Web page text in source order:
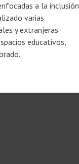
a la inclusión
varias
y extranjeras
educativos,